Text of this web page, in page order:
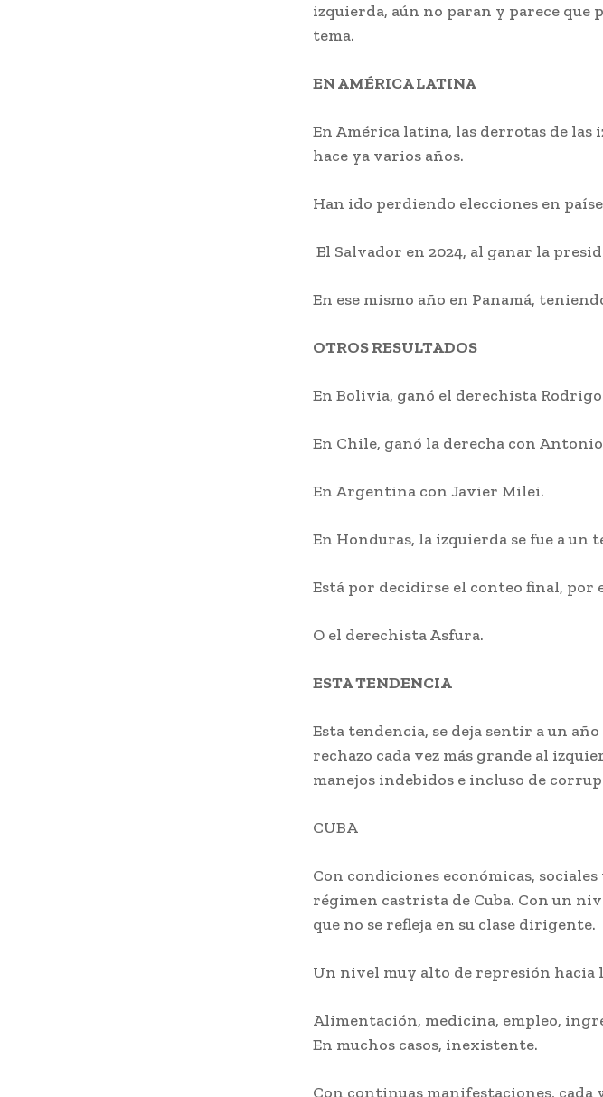
izquierda, aún no paran y parece
tema.
EN AMÉRICA LATINA
En América latina, las derrotas de las
hace ya varios años.
Han ido perdiendo elecciones en
El Salvador en 2024, al ganar la
En ese mismo año en Panamá,
OTROS RESULTADOS
En Bolivia, ganó el derechista Rodrigo
En Chile, ganó la derecha con
En Argentina con Javier Milei.
En Honduras, la izquierda se fue a
Está por decidirse el conteo final, por
O el derechista Asfura.
ESTA TENDENCIA
Esta tendencia, se deja sentir a un
rechazo cada vez más grande al
manejos indebidos e incluso de
CUBA
Con condiciones económicas,
régimen castrista de Cuba. Con un
que no se refleja en su clase dirigente.
Un nivel muy alto de represión hacia
Alimentación, medicina, empleo,
En muchos casos, inexistente.
Con continuas manifestaciones, cada